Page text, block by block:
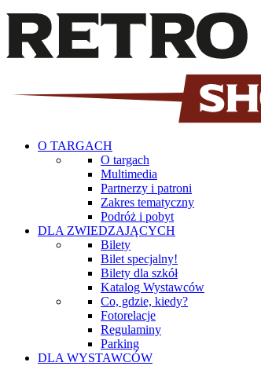
O TARGACH
O targach
Multimedia
Partnerzy i patroni
Zakres tematyczny
Podróż i pobyt
DLA ZWIEDZAJĄCYCH
Bilety
Bilet specjalny!
Bilety dla szkół
Katalog Wystawców
Co, gdzie, kiedy?
Fotorelacje
Regulaminy
Parking
DLA WYSTAWCÓW